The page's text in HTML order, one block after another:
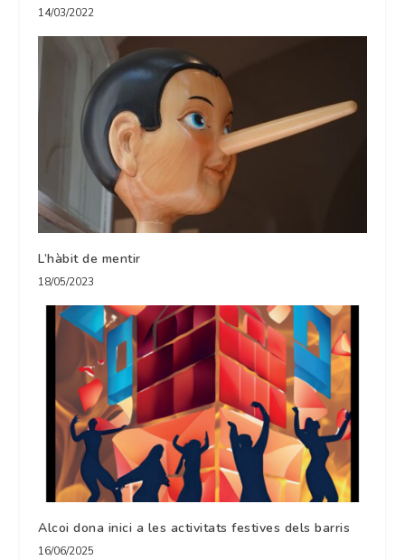
14/03/2022
L’hàbit de mentir
18/05/2023
Alcoi dona inici a les activitats festives dels barris
16/06/2025